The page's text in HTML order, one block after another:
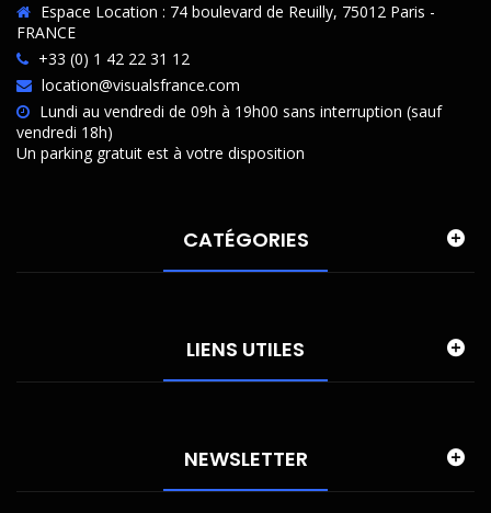
Espace Location : 74 boulevard de Reuilly, 75012 Paris -
FRANCE
+33 (0) 1 42 22 31 12
location@visualsfrance.com
Lundi au vendredi de 09h à 19h00 sans interruption (sauf
vendredi 18h)
Un parking gratuit est à votre disposition
CATÉGORIES
LIENS UTILES
NEWSLETTER